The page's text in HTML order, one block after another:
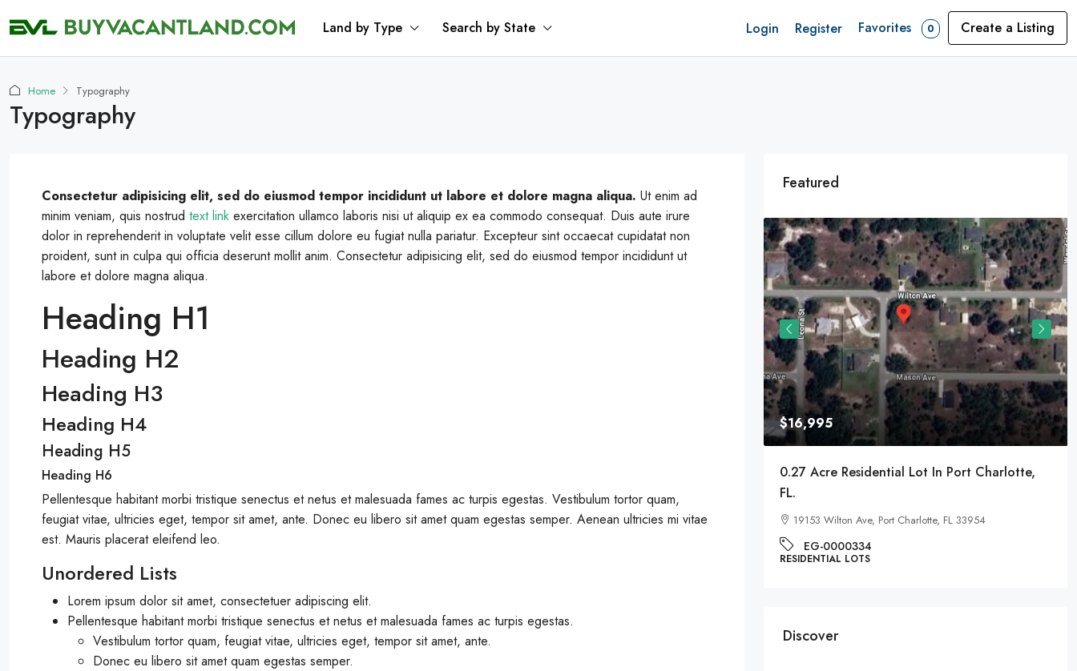
Land by Type Search by State Login Register Favorites 0 Create a Listing
Home Typography
Typography
Consectetur adipisicing elit, sed do eiusmod tempor incididunt ut labore et dolore magna aliqua. Ut enim ad
minim veniam, quis nostrud text link exercitation ullamco laboris nisi ut aliquip ex ea commodo consequat. Duis aute irure
dolor in reprehenderit in voluptate velit esse cillum dolore eu fugiat nulla pariatur. Excepteur sint occaecat cupidatat non
proident, sunt in culpa qui officia deserunt mollit anim. Consectetur adipisicing elit, sed do eiusmod tempor incididunt ut
labore et dolore magna aliqua.
Heading H1
Heading H2
Heading H3
Heading H4
Heading H5
Heading H6
Pellentesque habitant morbi tristique senectus et netus et malesuada fames ac turpis egestas. Vestibulum tortor quam,
feugiat vitae, ultricies eget, tempor sit amet, ante. Donec eu libero sit amet quam egestas semper. Aenean ultricies mi vitae
est. Mauris placerat eleifend leo.
Unordered Lists
Lorem ipsum dolor sit amet, consectetuer adipiscing elit.
Pellentesque habitant morbi tristique senectus et netus et malesuada fames ac turpis egestas.
Vestibulum tortor quam, feugiat vitae, ultricies eget, tempor sit amet, ante.
Donec eu libero sit amet quam egestas semper.
Featured
Michigan
256 Ruby Court, Alma, MI 48801
EG-00021
Cahuilla Rd, Apple Valley, CA 92307
EG-000433
$16,995
0.27 Acre Residential Lot In Port Charlotte,
FL.
19153 Wilton Ave, Port Charlotte, FL 33954
EG-0000334
RESIDENTIAL LOTS
Discover